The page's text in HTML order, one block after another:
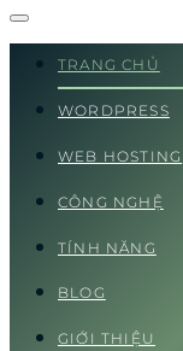
TRANG CHỦ
WORDPRESS
WEB HOSTING
CÔNG NGHỆ
TÍNH NĂNG
BLOG
GIỚI THIỆU